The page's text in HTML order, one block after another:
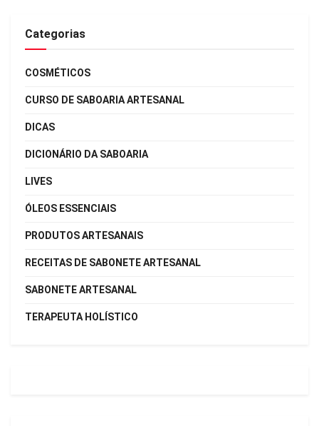
Categorias
COSMÉTICOS
CURSO DE SABOARIA ARTESANAL
DICAS
DICIONÁRIO DA SABOARIA
LIVES
ÓLEOS ESSENCIAIS
PRODUTOS ARTESANAIS
RECEITAS DE SABONETE ARTESANAL
SABONETE ARTESANAL
TERAPEUTA HOLÍSTICO